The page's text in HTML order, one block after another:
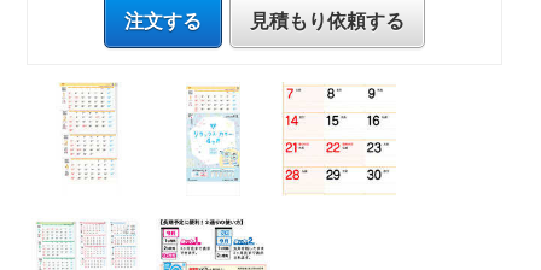
注文する 見積もり依頼する